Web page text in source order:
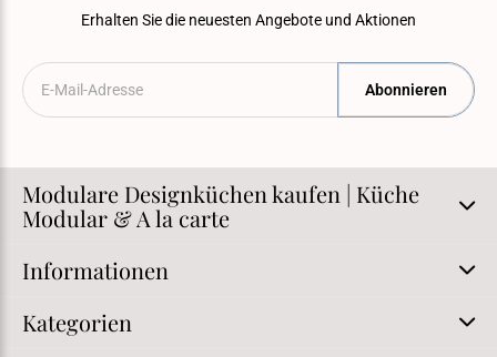
Erhalten Sie die neuesten Angebote und Aktionen
Abonnieren
Modulare Designküchen kaufen | Küche
Modular & A la carte
Informationen
Kategorien